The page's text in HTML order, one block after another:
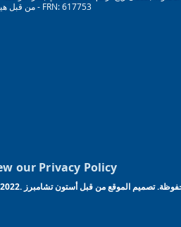
من قبل هيئة السلوك المالي - FRN: 617753
our Privacy Policy